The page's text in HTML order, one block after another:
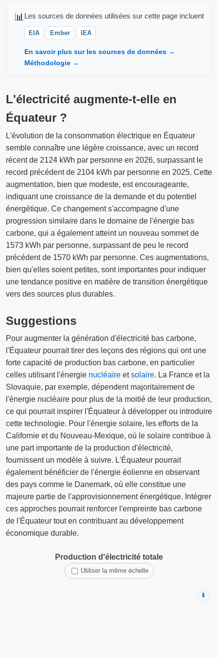
📊 Les sources de données utilisées sur cette page incluent
EIA Ember IEA
En savoir plus sur les sources de données →
Méthodologie →
L'électricité augmente-t-elle en
Équateur ?
L'évolution de la consommation électrique en Équateur
semble connaître une légère croissance, avec un record
récent de 2124 kWh par personne en 2026, surpassant le
record précédent de 2104 kWh par personne en 2025. Cette
augmentation, bien que modeste, est encourageante,
indiquant une croissance de la demande et du potentiel
énergétique. Ce changement s'accompagne d'une
progression similaire dans le domaine de l'énergie bas
carbone, qui a également atteint un nouveau sommet de
1573 kWh par personne, surpassant de peu le record
précédent de 1570 kWh par personne. Ces augmentations,
bien qu'elles soient petites, sont importantes pour indiquer
une tendance positive en matière de transition énergétique
vers des sources plus durables.
Suggestions
Pour augmenter la génération d'électricité bas carbone,
l'Équateur pourrait tirer des leçons des régions qui ont une
forte capacité de production bas carbone, en particulier
celles utilisant l'énergie nucléaire etsolaire. La France et la
Slovaquie, par exemple, dépendent majoritairement de
l'énergie nucléaire pour plus de la moitié de leur production,
ce qui pourrait inspirer l'Équateur à développer ou introduire
cette technologie. Pour l'énergie solaire, les efforts de la
Californie et du Nouveau-Mexique, où le solaire contribue à
une part importante de la production d'électricité,
fournissent un modèle à suivre. L'Équateur pourrait
également bénéficier de l'énergie éolienne en observant
des pays comme le Danemark, où elle constitue une
majeure partie de l'approvisionnement énergétique. Intégrer
ces approches pourrait renforcer l'empreinte bas carbone
de l'Équateur tout en contribuant au développement
économique durable.
Production d'électricité totale
Utiliser la même échelle
⬇️